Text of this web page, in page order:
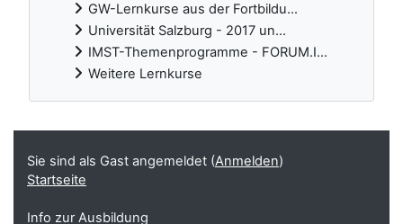
GW-Lernkurse aus der Fortbildu...
Universität Salzburg - 2017 un...
IMST-Themenprogramme - FORUM.I...
Weitere Lernkurse
Ergänzungsblöcke
Sie sind als Gast angemeldet (Anmelden)
Startseite
Info zur Ausbildung